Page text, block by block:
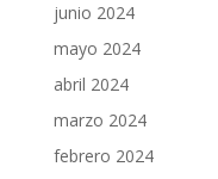
junio 2024
mayo 2024
abril 2024
marzo 2024
febrero 2024